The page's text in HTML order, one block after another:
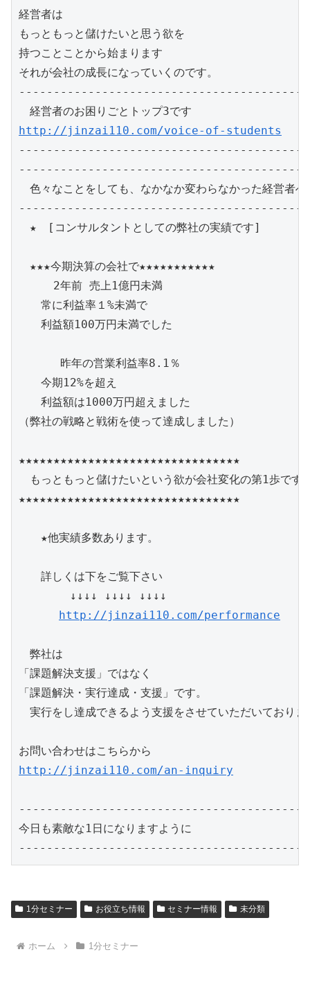
経営者は
もっともっと儲けたいと思う欲を
持つことことから始まります
それが会社の成長になっていくのです。
http://jinzai110.com/voice-of-students
色々なことをしても、なかなか変わらなかった経営者へ
★　[コンサルタントとしての弊社の実績です]
★★★今期決算の会社で★★★★★★★★★★★
     2年前 売上1億円未満
常に利益率１%未満で
利益額100万円未満でした
      昨年の営業利益率8.1％
今期12%を超え
利益額は1000万円超えました
（弊社の戦略と戦術を使って達成しました）
★★★★★★★★★★★★★★★★★★★★★★★★★★★★★★★★
もっともっと儲けたいという欲が会社変化の第1歩です
★★★★★★★★★★★★★★★★★★★★★★★★★★★★★★★★
★他実績多数あります。
詳しくは下をご覧下さい
↓↓↓↓ ↓↓↓↓ ↓↓↓↓
http://jinzai110.com/performance
弊社は
「課題解決支援」ではなく
「課題解決・実行達成・支援」です。
実行をし達成できるよう支援をさせていただいておりま
http://jinzai110.com/an-inquiry
今日も素敵な1日になりますように
1分セミナー お役立ち情報 セミナー情報 未分類
ホーム 1分セミナー